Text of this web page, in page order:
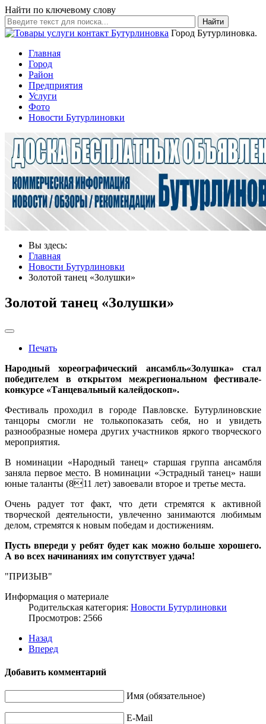
Найти по ключевому слову
Найти
Город Бутурлиновка.
Главная
Город
Район
Предприятия
Услуги
Фото
Новости Бутурлиновки
Вы здесь:
Главная
Новости Бутурлиновки
Золотой танец «Золушки»
Золотой танец «Золушки»
Печать
Народный хореографический ансамбль«Золушка» стал
победителем в открытом межрегиональном фестивале-
конкурсе «Танцевальный калейдоскоп».
Фестиваль проходил в городе Павловске. Бутурлиновские
танцоры смогли не толькопоказать себя, но и увидеть
разнообразные номера других участников яркого творческого
мероприятия.
В номинации «Народный танец» старшая группа ансамбля
заняла первое место. В номинации «Эстрадный танец» наши
юные таланты (811 лет) завоевали второе и третье места.
Очень радует тот факт, что дети стремятся к активной
творческой деятельности, увлеченно занимаются любимым
делом, стремятся к новым победам и достижениям.
Пусть впереди у ребят будет как можно больше хорошего.
А во всех начинаниях им сопутствует удача!
"ПРИЗЫВ"
Информация о материале
Родительская категория: Новости Бутурлиновки
Просмотров: 2566
Назад
Вперед
Добавить комментарий
Имя (обязательное)
E-Mail